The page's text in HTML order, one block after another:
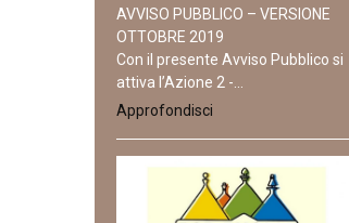
AVVISO PUBBLICO – VERSIONE
OTTOBRE 2019
Con il presente Avviso Pubblico si
attiva l’Azione 2 -...
Approfondisci